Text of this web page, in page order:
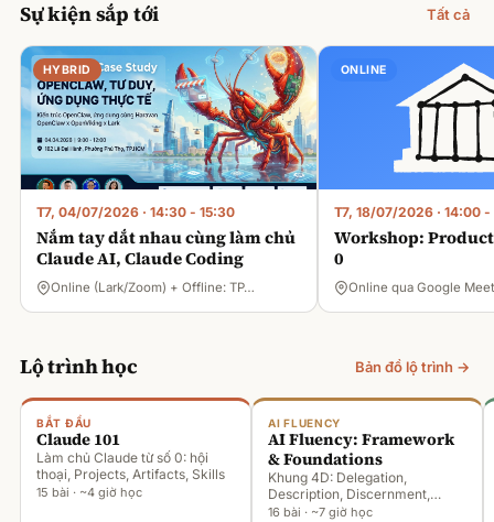
Sự kiện sắp tới Tất cả
HYBRID
T7, 04/07/2026 · 14:30 - 15:30
Nắm tay dắt nhau cùng làm chủ
Claude AI, Claude Coding
Online (Lark/Zoom) + Offline: TP…
ONLINE
T7, 18/07/2026 · 14:00 -
Workshop:
0
Online qua Google Meet
Lộ trình học Bản đồ lộ trình →
BẮT ĐẦU
Claude 101
Làm chủ Claude từ số 0: hội
thoại, Projects, Artifacts, Skills
15 bài · ~4 giờ học
AI FLUENCY
AI Fluency: Framework
& Foundations
Khung 4D: Delegation,
Description, Discernment,
Diligence
16 bài · ~7 giờ học